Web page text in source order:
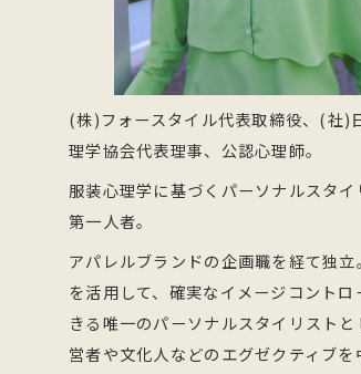
(株)フォースタイル代表取締役、(社)
理学協会代表理事、公認心理師。
服装心理学に基づくパーソナルスタイ
第一人者。
アパレルブランドの企画職を経て独立
を活用して、確実なイメージコントロ
きる唯一のパーソナルスタイリストと
営者や文化人などのエグゼクティブを